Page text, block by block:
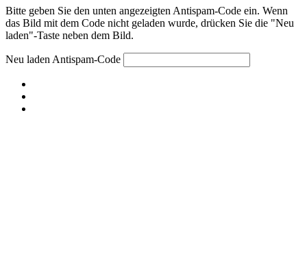
Bitte geben Sie den unten angezeigten Antispam-Code ein. Wenn
das Bild mit dem Code nicht geladen wurde, drücken Sie die "Neu
laden"-Taste neben dem Bild.
Neu laden Antispam-Code